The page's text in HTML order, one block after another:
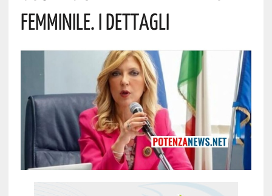
Femminile. I Dettagli